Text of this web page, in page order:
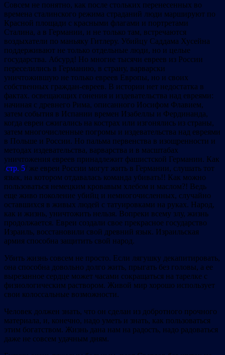
Совсем не понятно, как после стольких перенесенных во
времена сталинского режима страданий люди маршируют по
Красной площади с красными флагами и портретами
Сталина, а в Германии, и не только там, встречаются
воздыхатели по маньяку Гитлеру. Убийцу Саддама Хусейна
поддерживают не только отдельные люди, но и целые
государства. Абсурд! Но многие тысячи евреев из России
переселились в Германию, в страну, варварски
уничтожившую не только евреев Европы, но и своих
собственных граждан-евреев. В истории нет недостатка в
фактах. освещающих гонения и издевательства над евреями:
начиная с древнего Рима, описанного Иосифом Флавием,
затем события в Испании времен Изабеллы и Фердинанда,
когда евреи сжигались на кострах или изгонялись из страны,
затем многочисленные погромы и издевательства над евреями
в Польше и России. Но пальма первенства в изощренности и
методах издевательства, варварства и в масштабах
уничтожения евреев принадлежит фашистской Германии. Как
/стр. 5/ же евреи России могут жить в Германии, слушать тот
язык, на котором отдавалась команда убивать!! Как можно
пользоваться немецким кровавым хлебом и маслом?! Ведь
еще живо поколение убийц и немногочисленных, случайно
оставшихся в живых людей с татуировками на руках. Народ,
как и жизнь, уничтожить нельзя. Вопреки всему злу, жизнь
продолжается. Евреи создали свое прекрасное государство
Израиль, восстановили свой древний язык. Израильская
армия способна защитить свой народ.
Убить жизнь совсем не просто. Если лягушку декапитировать,
она способна довольно долго жить, прыгать без головы, а ее
вырезанное сердце может часами сокращаться на тарелке с
физиологическим раствором. Живой мир хорошо использует
свои колоссальные возможности.
Человек должен знать, что он сделан из добротного прочного
материала, и, конечно, надо уметь и знать, как пользоваться
этим богатством. Жизнь дана нам на радость, надо радоваться
даже не совсем удачным дням.